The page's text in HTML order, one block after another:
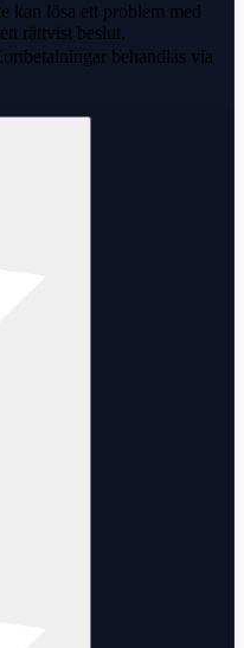
kan lösa ett problem med
rättvist beslut.
behandlas via